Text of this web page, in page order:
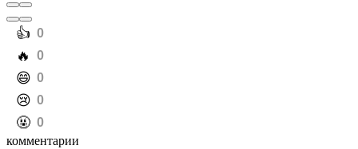
️👍 0
️🔥 0
️😄 0
️😢 0
️🤬 0
комментарии